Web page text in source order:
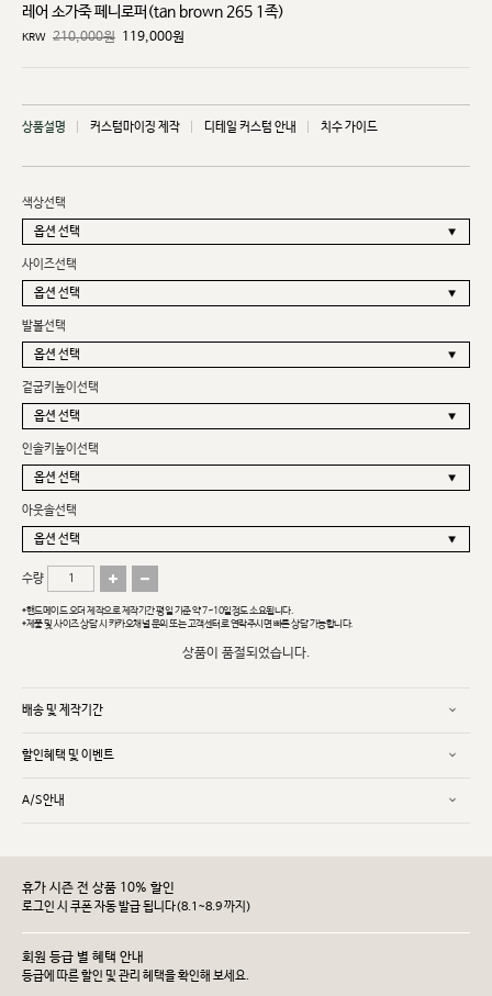
레어 소가죽 페니로퍼(tan brown 265 1족)
KRW 210,000원 119,000원
상품설명 커스텀마이징 제작 디테일 커스텀 안내 치수 가이드
색상선택
사이즈선택
발볼선택
겉굽키높이선택
인솔키높이선택
아웃솔선택
수량
*핸드메이드 오더 제작으로 제작기간 평일 기준 약 7~10일정도 소요됩니다.
*제품 및 사이즈 상담 시 카카오채널 문의 또는 고객센터로 연락주시면 빠른 상담 가능합니다.
상품이 품절되었습니다.
배송 및 제작기간
할인혜택 및 이벤트
A/S안내
휴가 시즌 전 상품 10% 할인
로그인 시 쿠폰 자동 발급 됩니다(8.1~8.9 까지)
회원 등급 별 혜택 안내
등급에 따른 할인 및 관리 헤택을 확인해 보세요.